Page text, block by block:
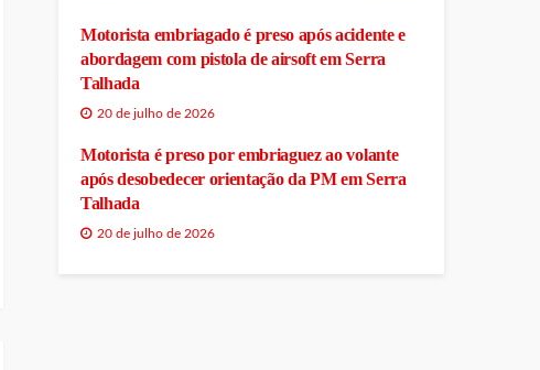
Motorista embriagado é preso após acidente e
abordagem com pistola de airsoft em Serra
Talhada
20 de julho de 2026
Motorista é preso por embriaguez ao volante
após desobedecer orientação da PM em Serra
Talhada
20 de julho de 2026